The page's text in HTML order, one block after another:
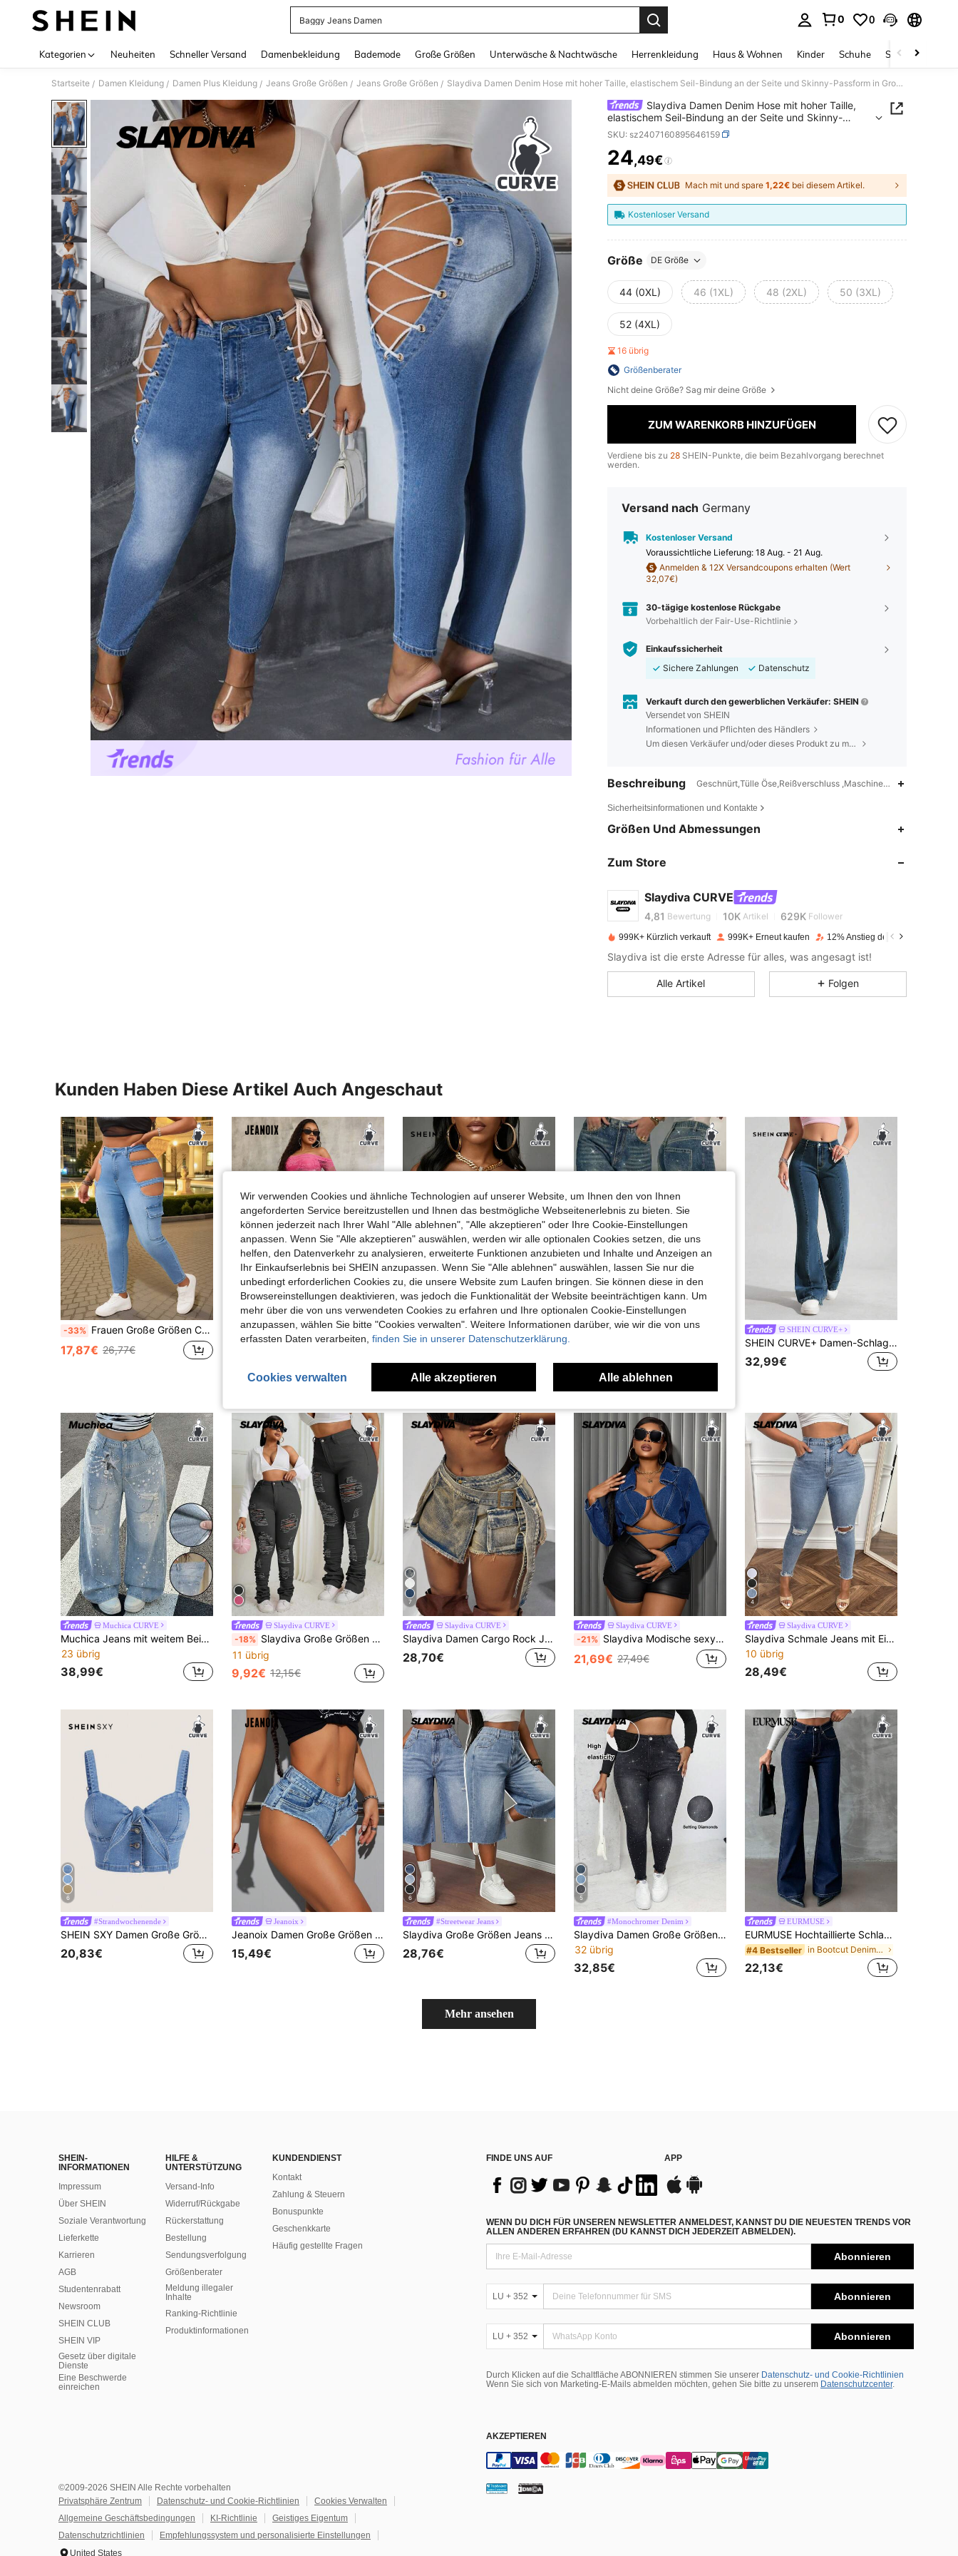
Baggy Jeans Damen
0 0
Kategorien Neuheiten Schneller Versand Damenbekleidung Bademode Große Größen Unterwäsche & Nachtwäsche Herrenkleidung Haus & Wohnen Kinder Schuhe Schmuck &
Startseite / Damen Kleidung / Damen Plus Kleidung / Jeans Große Größen / Jeans Große Größen / Slaydiva Damen Denim Hose mit hoher Taille, elastischem Seil-Bindung an der Seite und Skinny-Passform in Große Größen
Slaydiva Damen Denim Hose mit hoher Taille,
elastischem Seil-Bindung an der Seite und Skinny-
Passform in Große Größen
SKU: sz2407160895646159
PRICE AND AVAILABILITY
24,49€
Mach mit und spare 1,22€ bei diesem Artikel.
Kostenloser Versand
Größe DE Größe
44 (0XL) 46 (1XL) 48 (2XL) 50 (3XL)
52 (4XL)
16 übrig
Größenberater
Nicht deine Größe? Sag mir deine Größe
ZUM WARENKORB HINZUFÜGEN
Verdiene bis zu 28 SHEIN-Punkte, die beim Bezahlvorgang berechnet
werden.
Versand nach Germany
Kostenloser Versand
Voraussichtliche Lieferung: 18 Aug. - 21 Aug.
Anmelden & 12X Versandcoupons erhalten (Wert
32,07€)
30-tägige kostenlose Rückgabe
Vorbehaltlich der Fair-Use-Richtlinie
Einkaufssicherheit
Sichere Zahlungen
Datenschutz
Verkauft durch den gewerblichen Verkäufer: SHEIN
Versendet von SHEIN
Informationen und Pflichten des Händlers
Um diesen Verkäufer und/oder dieses Produkt zu melden
Beschreibung Geschnürt,Tülle Öse,Reißverschluss ,Maschinenwäsche oder
Sicherheitsinformationen und Kontakte
Größen Und Abmessungen
Zum Store
Slaydiva CURVE
4,81 10K
4,81 Bewertung 10K Artikel 629K Follower
4,81 10K 629K
4,81 629K
4,81 10K 629K
4,81 629K
999K+ Kürzlich verkauft 999K+ Erneut kaufen 12% Anstieg der Follower
Slaydiva ist die erste Adresse für alles, was angesagt ist!
Alle Artikel Folgen
Kunden Haben Diese Artikel Auch Angeschaut
-33% Frauen Große Größen Cowgirl Stil sexy seitlicher Ausschnitt Lässig Jeans, Streetwear Mode Sommer für Frauen Festival Cowgirl für Frauen
17,87€ 26,77€
Jeanoix
Jeanoix Damen Jeans Große Größen mit elastischer Taille, ausgeschnitten, sexy Skinny Flare Hose
SHEIN SXY CURVE
SHEIN SXY Damen Große Größen einreihiges Denim-Bandeau-Top mit ausgefranstem Saum und verkürzter Länge
22,49€
STREET WEAVE
40,23€
SHEIN CURVE+
SHEIN CURVE+ Damen-Schlagjeans in Große Größen aus Stretch-Denim, Dunkelblau mit Vintage-Waschung
32,99€
Muchica CURVE
Muchica Jeans mit weitem Bein, Ketten-Muster, Taschen und Destroyed-Effekt für Damen in Große Größen
23 übrig
38,99€
Slaydiva CURVE
-18% Slaydiva Große Größen Jeggings im Vintage-Look für den Valentinstag
11 übrig
9,92€ 12,15€
7
Slaydiva CURVE
Slaydiva Damen Cargo Rock Jeans in Große Größen, Lässig Fashion
28,70€
Slaydiva CURVE
-21% Slaydiva Modische sexy Denim Jacke mit Schnürung und Crop Passform in Große Größen
21,69€ 27,49€
4
Slaydiva CURVE
Slaydiva Schmale Jeans mit Einfarbig Riss, unbearbeitetem Saum,
10 übrig
28,49€
6
#Strandwochenende
SHEIN SXY Damen Große Größen Dehnbares Jeansträger Top mit Schleife, Hellblau
20,83€
Jeanoix
Jeanoix Damen Große Größen Lässige Elastische Denim-Shorts, Sommer
15,49€
6
#Streetwear Jeans
Slaydiva Große Größen Jeans Sommer Karnevals Kostüm Pendeln Urlaub Abschluss Chic Y2K Niedlich Streetwear Party Hochzeit Elegant Business Casual Frau Business Strand Abschluss Ostern Damen Hoher Bund Zerrissene Weite Bein Bermuda Shorts Casual Roher Saum Jeans Baggy Y2K Jeans Blaue Denim Caprihosen
28,76€
5
#Monochromer Denim
Slaydiva Damen Große Größen Hose mit hoher Taille, dehnbar, mit Strass verziert, Schwarz, Winter, Girlism, Nachtclub, Country Konzert Y2k Büro
32 übrig
32,85€
EURMUSE
EURMUSE Hochtaillierte Schlagjeans in Schneewäsche-Optik in Übergrößen
#4 Bestseller in Bootcut Denim in großen Größen
22,13€
Mehr ansehen
SHEIN-
INFORMATIONEN
Impressum
Über SHEIN
Soziale Verantwortung
Lieferkette
Karrieren
AGB
Studentenrabatt
Newsroom
SHEIN CLUB
SHEIN VIP
Gesetz über digitale
Dienste
Eine Beschwerde
einreichen
HILFE &
UNTERSTÜTZUNG
Versand-Info
Widerruf/Rückgabe
Rückerstattung
Bestellung
Sendungsverfolgung
Größenberater
Meldung illegaler
Inhalte
Ranking-Richtlinie
​Produktinformationen
KUNDENDIENST
Kontakt
Zahlung & Steuern
Bonuspunkte
Geschenkkarte
Häufig gestellte Fragen
FINDE UNS AUF APP
WENN DU DICH FÜR UNSEREN NEWSLETTER ANMELDEST, KANNST DU DIE NEUESTEN TRENDS VOR
ALLEN ANDEREN ERFAHREN (DU KANNST DICH JEDERZEIT ABMELDEN).
Abonnieren
LU + 352 Abonnieren
LU + 352 Abonnieren
Durch Klicken auf die Schaltfläche ABONNIEREN stimmen Sie unserer Datenschutz- und Cookie-Richtlinien
Wenn Sie sich von Marketing-E-Mails abmelden möchten, gehen Sie bitte zu unserem Datenschutzcenter.
AKZEPTIEREN
©2009-2026 SHEIN Alle Rechte vorbehalten
Privatsphäre Zentrum
Datenschutz- und Cookie-Richtlinien
Cookies Verwalten
Allgemeine Geschäftsbedingungen
KI-Richtlinie
Geistiges Eigentum
Datenschutzrichtlinien
Empfehlungssystem und personalisierte Einstellungen
United States
Wir verwenden Cookies und ähnliche Technologien auf unserer Website, um Ihnen den von Ihnen
angeforderten Service bereitzustellen und Ihnen das bestmögliche Webseitenerlebnis zu bieten. Sie
können jederzeit nach Ihrer Wahl "Alle ablehnen", "Alle akzeptieren" oder Ihre Cookie-Einstellungen
anpassen. Wenn Sie "Alle akzeptieren" auswählen, werden wir alle optionalen Cookies setzen, die uns
helfen, den Datenverkehr zu analysieren, erweiterte Funktionen anzubieten und Inhalte und Anzeigen an
Ihr Einkaufserlebnis bei SHEIN anzupassen. Wenn Sie "Alle ablehnen" auswählen, lassen Sie nur die
unbedingt erforderlichen Cookies zu, die unsere Website zum Laufen bringen. Sie können diese in den
Browsereinstellungen deaktivieren, was jedoch die Funktionalität der Website beeinträchtigen kann. Um
mehr über die von uns verwendeten Cookies zu erfahren und Ihre optionalen Cookie-Einstellungen
anzupassen, wählen Sie bitte "Cookies verwalten". Weitere Informationen darüber, wie wir die von uns
erfassten Daten verarbeiten, finden Sie in unserer Datenschutzerklärung.
Cookies verwalten Alle akzeptieren Alle ablehnen